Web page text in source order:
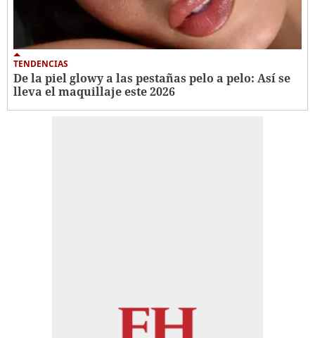
TENDENCIAS
De la piel glowy a las pestañas pelo a pelo: Así se
lleva el maquillaje este 2026